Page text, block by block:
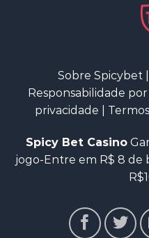
Sobre Spicybet|
Responsabilidade
privacidade
Spicy Bet Casino
jogo-Entre em R$ 8 de